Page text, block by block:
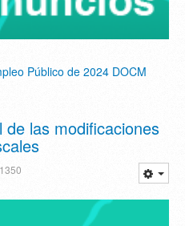
Público de 2024 DOCM
de las modificaciones
1350